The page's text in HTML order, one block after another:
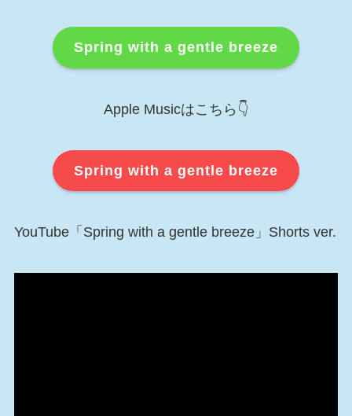
Spring with a gentle breeze
Apple Musicはこちら👇
Spring with a gentle breeze
YouTube「Spring with a gentle breeze」Shorts ver.